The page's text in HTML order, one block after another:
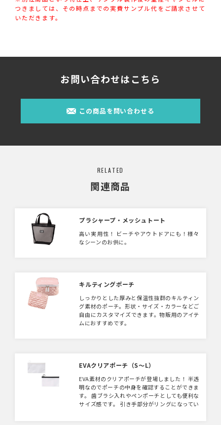
つきましては、その時点までの実費サンプル代をご請求させて
いただきます。
お問い合わせはこちら
この商品を問い合わせる
RELATED
関連商品
プラシャープ・メッシュトート
高い実用性！ ビーチやアウトドアにも！様々
なシーンのお供に。
キルティングポーチ
しっかりとした厚みと保温性抜群のキルティン
グ素材のポーチ。形状・サイズ・カラーなどご
自由にカスタマイズできます。物販用のアイテ
ムにおすすめです。
EVAクリアポーチ（S〜L）
EVA素材のクリアポーチが登場しました！ 半透
明なのでポーチの中身を確認することができま
す。 歯ブラシ入れやペンポーチとしても便利な
サイズ感です。 引き手部分がリングになってい